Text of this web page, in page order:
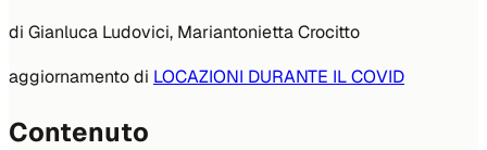
di Gianluca Ludovici, Mariantonietta Crocitto
aggiornamento di LOCAZIONI DURANTE IL COVID
Contenuto